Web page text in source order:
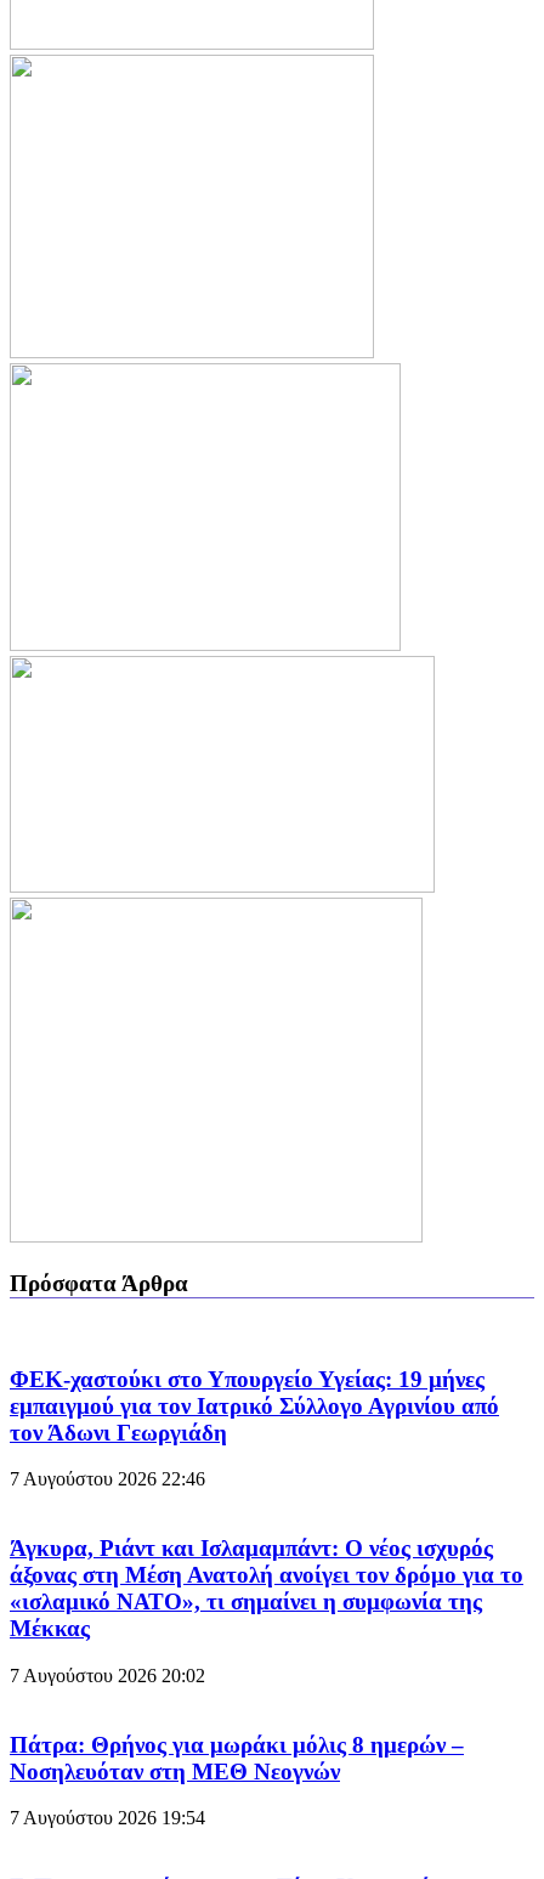
Πρόσφατα Άρθρα
ΦΕΚ-χαστούκι στο Υπουργείο Υγείας: 19 μήνες
εμπαιγμού για τον Ιατρικό Σύλλογο Αγρινίου από
τον Άδωνι Γεωργιάδη
7 Αυγούστου 2026 22:46
Άγκυρα, Ριάντ και Ισλαμαμπάντ: Ο νέος ισχυρός
άξονας στη Μέση Ανατολή ανοίγει τον δρόμο για το
«ισλαμικό ΝΑΤΟ», τι σημαίνει η συμφωνία της
Μέκκας
7 Αυγούστου 2026 20:02
Πάτρα: Θρήνος για μωράκι μόλις 8 ημερών –
Νοσηλευόταν στη ΜΕΘ Νεογνών
7 Αυγούστου 2026 19:54